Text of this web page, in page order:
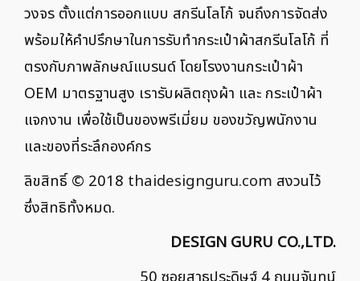
วงจร ตั้งแต่การออกแบบ สกรีนโลโก้ จนถึงการจัดส่ง
พร้อมให้คำปรึกษาในการรับทำกระเป๋าผ้าสกรีนโลโก้ ที่
ตรงกับภาพลักษณ์แบรนด์ โดยโรงงานกระเป๋าผ้า
OEM มาตรฐานสูง เรารับผลิตถุงผ้า และ กระเป๋าผ้า
แจกงาน เพื่อใช้เป็นของพรีเมี่ยม ของขวัญพนักงาน
และของที่ระลึกองค์กร
ลิขสิทธิ์ © 2018 thaidesignguru.com สงวนไว้
ซึ่งสิทธิทั้งหมด.
DESIGN GURU CO.,LTD.